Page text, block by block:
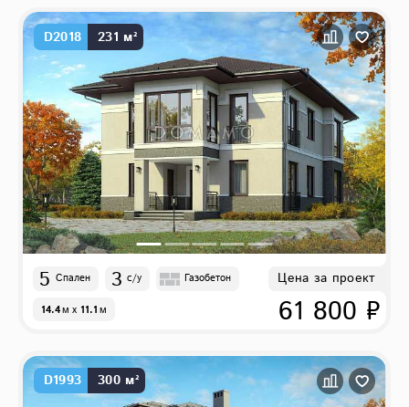
D2018 231 м²
5 Спален 3 с/у Газобетон
14.4м x 11.1м
Цена за проект
61 800 ₽
D1993 300 м²